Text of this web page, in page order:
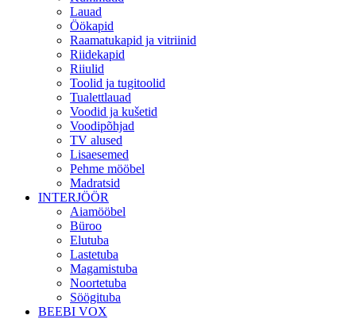
Lauad
Öökapid
Raamatukapid ja vitriinid
Riidekapid
Riiulid
Toolid ja tugitoolid
Tualettlauad
Voodid ja kušetid
Voodipõhjad
TV alused
Lisaesemed
Pehme mööbel
Madratsid
INTERJÖÖR
Aiamööbel
Büroo
Elutuba
Lastetuba
Magamistuba
Noortetuba
Söögituba
BEEBI VOX